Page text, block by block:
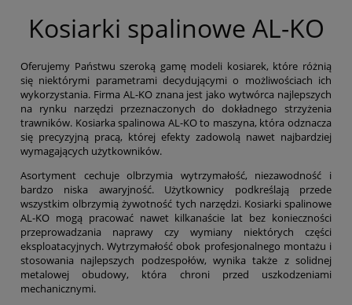
Kosiarki spalinowe AL-KO
Oferujemy Państwu szeroką gamę modeli kosiarek, które różnią
się niektórymi parametrami decydującymi o możliwościach ich
wykorzystania. Firma AL-KO znana jest jako wytwórca najlepszych
na rynku narzędzi przeznaczonych do dokładnego strzyżenia
trawników. Kosiarka spalinowa AL-KO to maszyna, która odznacza
się precyzyjną pracą, której efekty zadowolą nawet najbardziej
wymagających użytkowników.
Asortyment cechuje olbrzymia wytrzymałość, niezawodność i
bardzo niska awaryjność. Użytkownicy podkreślają przede
wszystkim olbrzymią żywotność tych narzędzi. Kosiarki spalinowe
AL-KO mogą pracować nawet kilkanaście lat bez konieczności
przeprowadzania naprawy czy wymiany niektórych części
eksploatacyjnych. Wytrzymałość obok profesjonalnego montażu i
stosowania najlepszych podzespołów, wynika także z solidnej
metalowej obudowy, która chroni przed uszkodzeniami
mechanicznymi.